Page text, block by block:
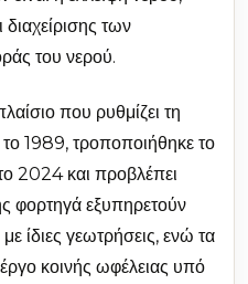
των
του νερού.
που ρυθμίζει τη
1989, τροποποιήθηκε το
2024 και προβλέπει
φορτηγά εξυπηρετούν
ίδιες γεωτρήσεις, ενώ τα
κοινής ωφέλειας υπό